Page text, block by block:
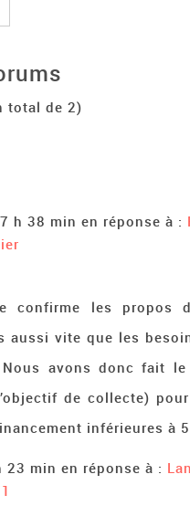
total de 2)
h 38 min en réponse à :
confirme les propos
aussi vite que les
avons donc fait
de collecte)
inférieures à
23 min en réponse à :